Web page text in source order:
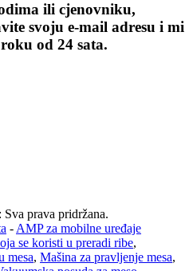
ili cjenovniku,
svoju e-mail adresu i mi
od 24 sata.
prava pridržana.
- AMP za mobilne uređaje
se koristi u preradi ribe,
mesa, Mašina za pravljenje mesa,